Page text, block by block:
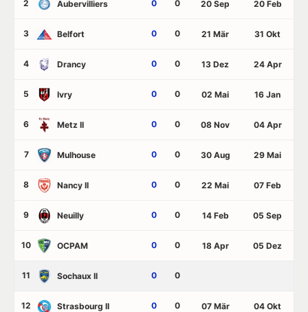
2 Aubervilliers 0 0 20 Sep 20 Feb
3 Belfort 0 0 21 Mär 31 Okt
4 Drancy 0 0 13 Dez 24 Apr
5 Ivry 0 0 02 Mai 16 Jan
6 Metz II 0 0 08 Nov 04 Apr
7 Mulhouse 0 0 30 Aug 29 Mai
8 Nancy II 0 0 22 Mai 07 Feb
9 Neuilly 0 0 14 Feb 05 Sep
10 OCPAM 0 0 18 Apr 05 Dez
11 Sochaux II 0 0
12 Strasbourg II 0 0 07 Mär 04 Okt